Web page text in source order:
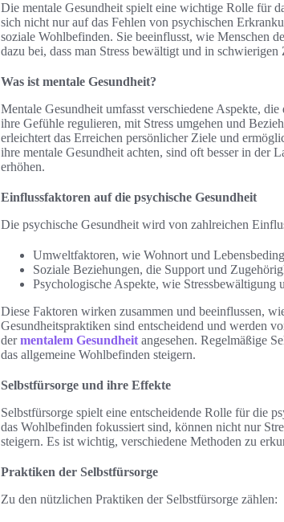
Die mentale Gesundheit spielt eine wichtige Rolle für
sich nicht nur auf das Fehlen von psychischen
soziale Wohlbefinden. Sie beeinflusst, wie Menschen
dazu bei, dass man Stress bewältigt und in
Was ist mentale Gesundheit?
Mentale Gesundheit umfasst verschiedene Aspekte,
ihre Gefühle regulieren, mit Stress umgehen und
erleichtert das Erreichen persönlicher Ziele und
ihre mentale Gesundheit achten, sind oft besser in der
erhöhen.
Einflussfaktoren auf die psychische Gesundheit
Die psychische Gesundheit wird von zahlreichen
Umweltfaktoren, wie Wohnort und
Soziale Beziehungen, die Support und
Psychologische Aspekte, wie Stressbewältigung
Diese Faktoren wirken zusammen und beeinflussen,
Gesundheitspraktiken sind entscheidend und werden
dermentalem Gesundheit angesehen. Regelmäßige
das allgemeine Wohlbefinden steigern.
Selbstfürsorge und ihre Effekte
Selbstfürsorge spielt eine entscheidende Rolle für die
das Wohlbefinden fokussiert sind, können nicht nur
steigern. Es ist wichtig, verschiedene Methoden zu
Praktiken der Selbstfürsorge
Zu den nützlichen Praktiken der Selbstfürsorge zählen: